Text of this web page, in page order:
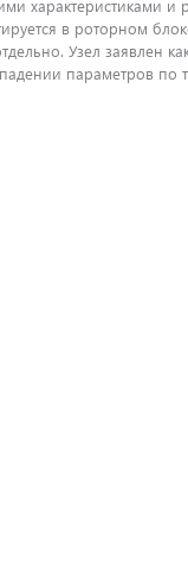
характеристиками и
в роторном
Узел заявлен
параметров по